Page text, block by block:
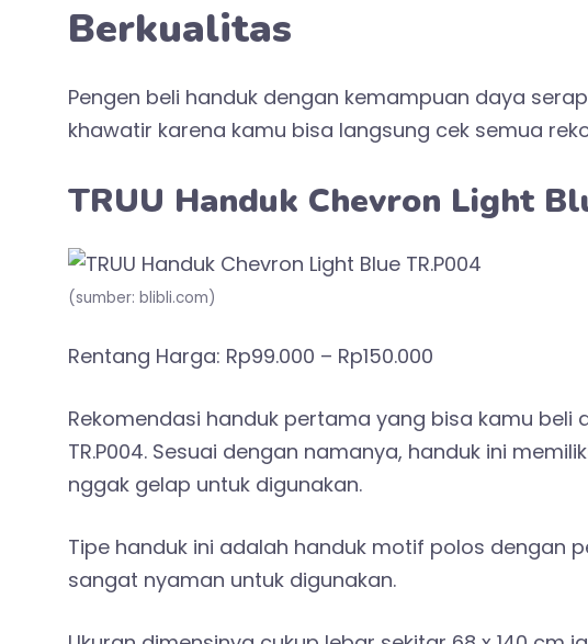
Berkualitas
Pengen beli handuk dengan kemampuan daya
khawatir karena kamu bisa langsung cek semua
TRUU Handuk Chevron Light
(sumber: blibli.com)
Rentang Harga: Rp99.000 – Rp150.000
Rekomendasi handuk pertama yang bisa kamu beli
TR.P004. Sesuai dengan namanya, handuk ini
nggak gelap untuk digunakan.
Tipe handuk ini adalah handuk motif polos dengan
sangat nyaman untuk digunakan.